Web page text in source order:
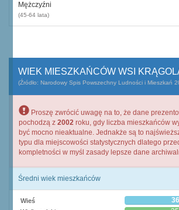
Mężczyźni
(45-64 lata)
WIEK MIESZKAŃCÓW WSI
(Źródło: Narodowy Spis Powszechny Ludności i Mieszkań
Proszę zwrócić uwagę na to, że dane
pochodzą z 2002 roku, gdy liczba mieszkańców
być mocno nieaktualne. Jednakże są to
typu dla miejscowości statystycznych dlatego
kompletności w myśl zasady lepsze dane
Średni wiek mieszkańców
Wieś